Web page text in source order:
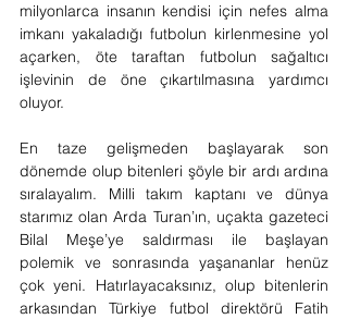
milyonlarca insanın kendisi için nefes alma
imkanı yakaladığı futbolun kirlenmesine yol
açarken, öte taraftan futbolun sağaltıcı
işlevinin de öne çıkartılmasına yardımcı
oluyor.
En taze gelişmeden başlayarak son
dönemde olup bitenleri şöyle bir ardı ardına
sıralayalım. Milli takım kaptanı ve dünya
starımız olan Arda Turan’ın, uçakta gazeteci
Bilal Meşe’ye saldırması ile başlayan
polemik ve sonrasında yaşananlar henüz
çok yeni. Hatırlayacaksınız, olup bitenlerin
arkasından Türkiye futbol direktörü Fatih